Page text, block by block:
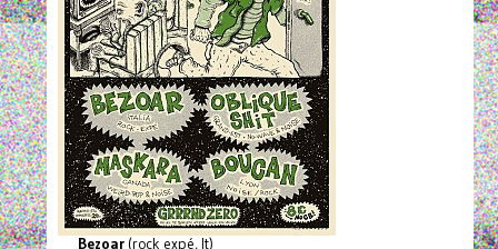
Bezoar(rock expé, It)